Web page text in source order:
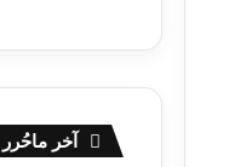
آخر ماحُرر